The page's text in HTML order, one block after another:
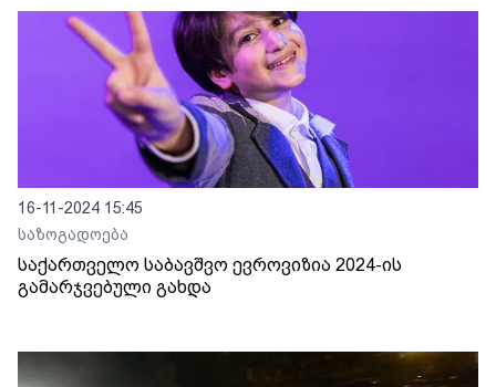
16-11-2024 15:45
საზოგადოება
საქართველო საბავშვო ევროვიზია 2024-ის
გამარჯვებული გახდა